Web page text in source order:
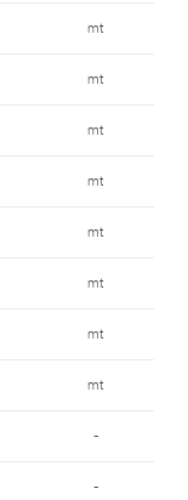
mt
mt
mt
mt
mt
mt
mt
mt
-
-